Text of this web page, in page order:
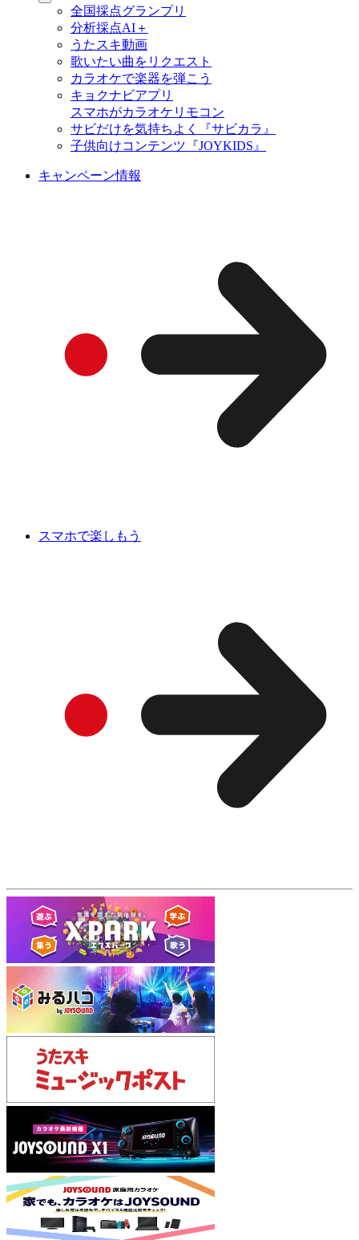
全国採点グランプリ
分析採点AI＋
うたスキ動画
歌いたい曲をリクエスト
カラオケで楽器を弾こう
キョクナビアプリ
スマホがカラオケリモコン
サビだけを気持ちよく『サビカラ』
子供向けコンテンツ『JOYKIDS』
キャンペーン情報
スマホで楽しもう